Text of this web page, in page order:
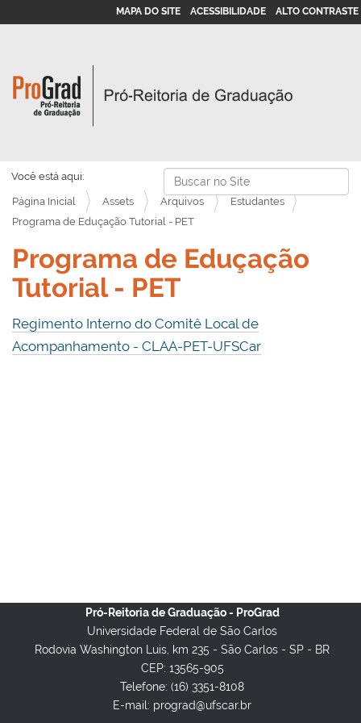
Busca
Busca Avançada…
MAPA DO SITE ACESSIBILIDADE ALTO CONTRASTE
Você está aqui:
Página Inicial Assets Arquivos
Estudantes
Programa de Eduçação Tutorial - PET
Programa de Eduçação
Tutorial - PET
Regimento Interno do Comitê Local de
Acompanhamento - CLAA-PET-UFSCar
Pró-Reitoria de Graduação - ProGrad
Universidade Federal de São Carlos
Rodovia Washington Luis, km 235 - São Carlos - SP - BR
CEP: 13565-905
Telefone: (16) 3351-8108
E-mail: prograd@ufscar.br